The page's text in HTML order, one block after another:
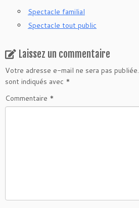
Spectacle familial
Spectacle tout public
Laissez un commentaire
Votre adresse e-mail ne sera pas publiée.
sont indiqués avec *
Commentaire *